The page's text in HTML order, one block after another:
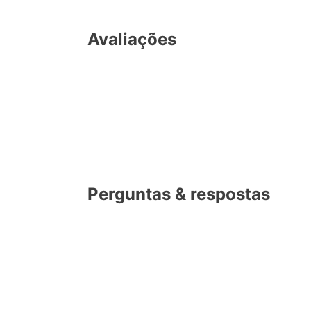
Avaliações
Perguntas & respostas